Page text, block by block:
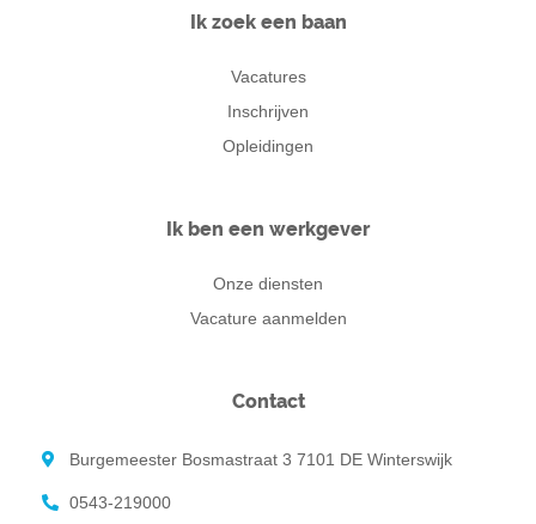
Ik zoek een baan
Vacatures
Inschrijven
Opleidingen
Ik ben een werkgever
Onze diensten
Vacature aanmelden
Contact
Burgemeester Bosmastraat 3 7101 DE Winterswijk
0543-219000